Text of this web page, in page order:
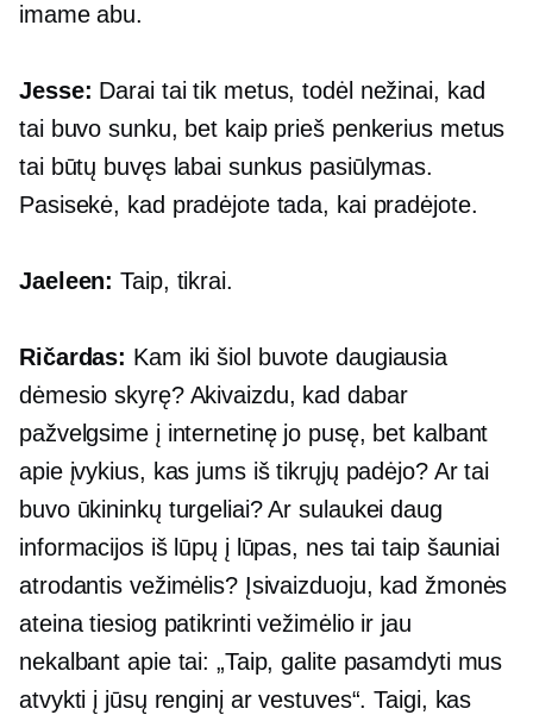
imame abu.
Jesse: Darai tai tik metus, todėl nežinai, kad
tai buvo sunku, bet kaip prieš penkerius metus
tai būtų buvęs labai sunkus pasiūlymas.
Pasisekė, kad pradėjote tada, kai pradėjote.
Jaeleen: Taip, tikrai.
Ričardas: Kam iki šiol buvote daugiausia
dėmesio skyrę? Akivaizdu, kad dabar
pažvelgsime į internetinę jo pusę, bet kalbant
apie įvykius, kas jums iš tikrųjų padėjo? Ar tai
buvo ūkininkų turgeliai? Ar sulaukei daug
informacijos iš lūpų į lūpas, nes tai taip šauniai
atrodantis vežimėlis? Įsivaizduoju, kad žmonės
ateina tiesiog patikrinti vežimėlio ir jau
nekalbant apie tai: „Taip, galite pasamdyti mus
atvykti į jūsų renginį ar vestuves“. Taigi, kas